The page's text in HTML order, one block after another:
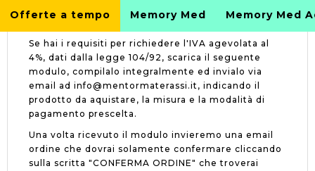
Offerte a tempo Memory Med Memory Med
I prezzi esposti nel sito sono con IVA al 22%.
Se hai i requisiti per richiedere l'IVA agevolata al
4%, dati dalla legge 104/92, scarica il seguente
modulo, compilalo integralmente ed invialo via
email ad info@mentormaterassi.it, indicando il
prodotto da aquistare, la misura e la modalità di
pagamento prescelta.
Una volta ricevuto il modulo invieremo una email
ordine che dovrai solamente confermare cliccando
sulla scritta "CONFERMA ORDINE" che troverai